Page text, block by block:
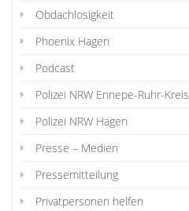
Obdachlosigkeit
Phoenix Hagen
Podcast
Polizei NRW Ennepe-Ruhr-Kreis
Polizei NRW Hagen
Presse – Medien
Pressemitteilung
Privatpersonen helfen